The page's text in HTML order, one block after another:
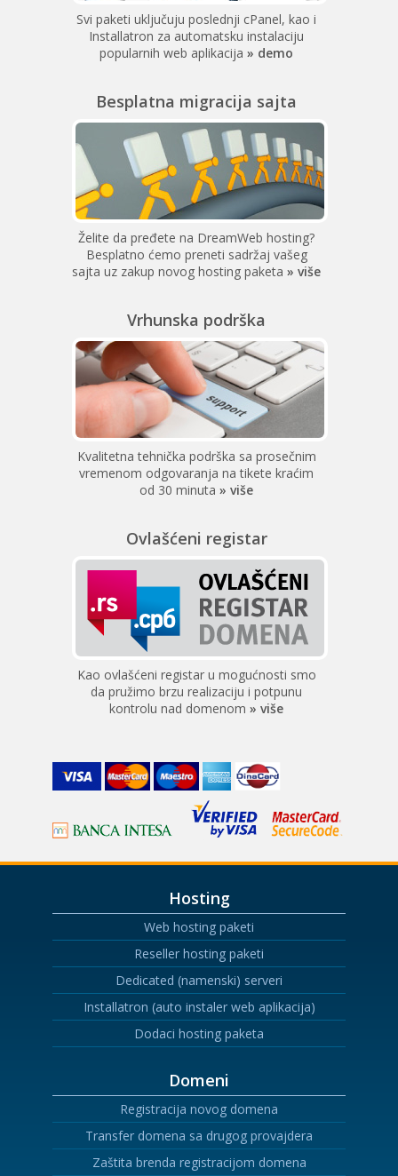
Svi paketi uključuju poslednji cPanel, kao i
Installatron za automatsku instalaciju
popularnih web aplikacija » demo
Besplatna migracija sajta
Želite da pređete na DreamWeb hosting?
Besplatno ćemo preneti sadržaj vašeg
sajta uz zakup novog hosting paketa » više
Vrhunska podrška
Kvalitetna tehnička podrška sa prosečnim
vremenom odgovaranja na tikete kraćim
od 30 minuta » više
Ovlašćeni registar
Kao ovlašćeni registar u mogućnosti smo
da pružimo brzu realizaciju i potpunu
kontrolu nad domenom » više
Hosting
Web hosting paketi
Reseller hosting paketi
Dedicated (namenski) serveri
Installatron (auto instaler web aplikacija)
Dodaci hosting paketa
Domeni
Registracija novog domena
Transfer domena sa drugog provajdera
Zaštita brenda registracijom domena